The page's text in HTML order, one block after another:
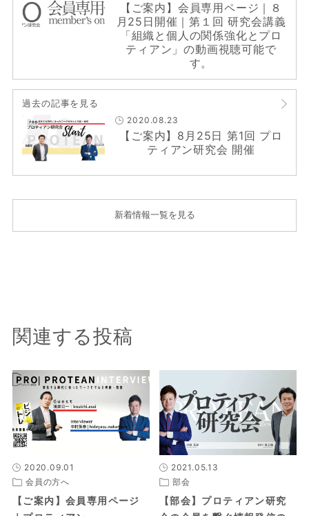
【ご案内】会員専用ページ｜８
月25日開催｜第１回 研究会講義
「組織と個人の関係強化とプロ
ティアン」の動画視聴可能で
す。
過去の記事を見る
2020.08.23
【ご案内】8月25日 第1回 プロ
ティアン研究会 開催
新着情報一覧を見る
関連する投稿
2020.09.01
会員の方へ
【ご案内】会員専用ページ
2021.05.13
部会
【部会】プロティアン研究